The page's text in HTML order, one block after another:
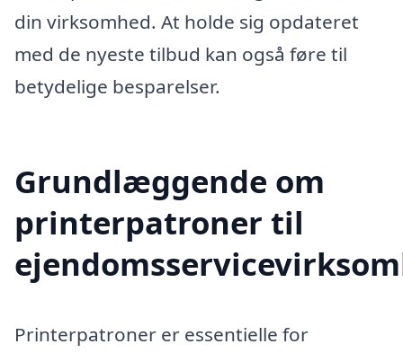
din virksomhed. At holde sig opdateret
med de nyeste tilbud kan også føre til
betydelige besparelser.
Grundlæggende om
printerpatroner til
Printerpatroner er essentielle for